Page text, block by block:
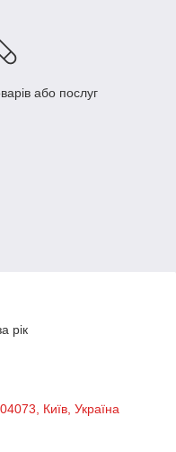
або послуг
рік
Київ, Україна